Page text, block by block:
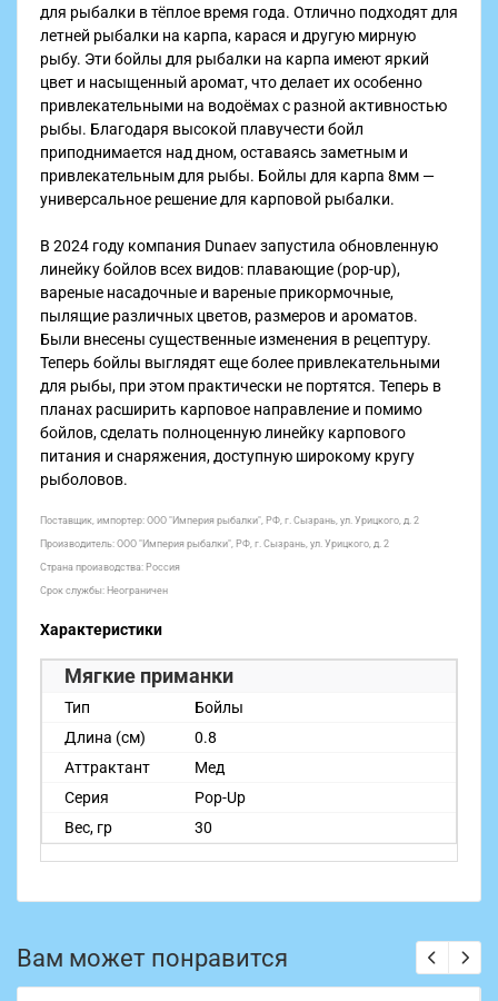
для рыбалки в тёплое время года. Отлично подходят для
летней рыбалки на карпа, карася и другую мирную
рыбу. Эти бойлы для рыбалки на карпа имеют яркий
цвет и насыщенный аромат, что делает их особенно
привлекательными на водоёмах с разной активностью
рыбы. Благодаря высокой плавучести бойл
приподнимается над дном, оставаясь заметным и
привлекательным для рыбы. Бойлы для карпа 8мм —
универсальное решение для карповой рыбалки.
В 2024 году компания Dunaev запустила обновленную
линейку бойлов всех видов: плавающие (pop-up),
вареные насадочные и вареные прикормочные,
пылящие различных цветов, размеров и ароматов.
Были внесены существенные изменения в рецептуру.
Теперь бойлы выглядят еще более привлекательными
для рыбы, при этом практически не портятся. Теперь в
планах расширить карповое направление и помимо
бойлов, сделать полноценную линейку карпового
питания и снаряжения, доступную широкому кругу
рыболовов.
Поставщик, импортер: ООО "Империя рыбалки", РФ, г. Сызрань, ул. Урицкого, д. 2
Производитель: ООО "Империя рыбалки", РФ, г. Сызрань, ул. Урицкого, д. 2
Страна производства: Россия
Срок службы: Неограничен
Характеристики
Мягкие приманки
Тип
Бойлы
Длина (см)
0.8
Аттрактант
Мед
Серия
Pop-Up
Вес, гр
30
Вам может понравится